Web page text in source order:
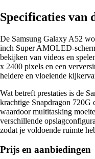
Specificaties van
De Samsung Galaxy A52
inch Super AMOLED-
bekijken van videos en
x 2400 pixels en een
heldere en vloeiende
Wat betreft prestaties is de
krachtige Snapdragon
waardoor multitasking
verschillende
zodat je voldoende ruimte
Prijs en aanbiedingen